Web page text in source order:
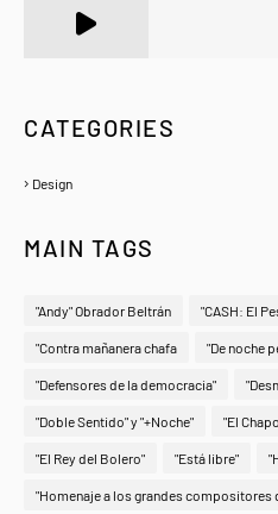
CATEGORIES
Design
MAIN TAGS
"Andy" Obrador Beltrán "CASH: El
"Contra mañanera chafa "De noche
"Defensores de la democracia"
"Doble Sentido" y "+Noche" "El
"El Rey del Bolero" "Está libre"
"Homenaje a los grandes compositores